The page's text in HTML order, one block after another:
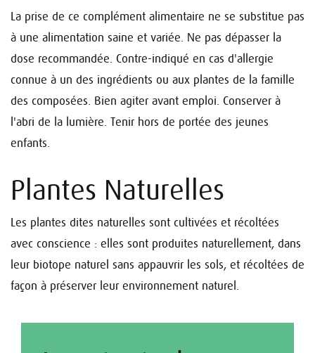
La prise de ce complément alimentaire ne se substitue pas
à une alimentation saine et variée. Ne pas dépasser la
dose recommandée. Contre-indiqué en cas d'allergie
connue à un des ingrédients ou aux plantes de la famille
des composées. Bien agiter avant emploi. Conserver à
l'abri de la lumière. Tenir hors de portée des jeunes
enfants.
Plantes Naturelles
Les plantes dites naturelles sont cultivées et récoltées
avec conscience : elles sont produites naturellement, dans
leur biotope naturel sans appauvrir les sols, et récoltées de
façon à préserver leur environnement naturel.